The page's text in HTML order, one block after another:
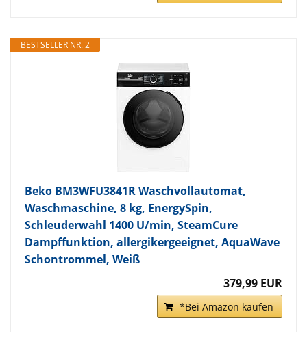
BESTSELLER NR. 2
Beko BM3WFU3841R Waschvollautomat,
Waschmaschine, 8 kg, EnergySpin,
Schleuderwahl 1400 U/min, SteamCure
Dampffunktion, allergikergeeignet, AquaWave
Schontrommel, Weiß
379,99 EUR
*Bei Amazon kaufen